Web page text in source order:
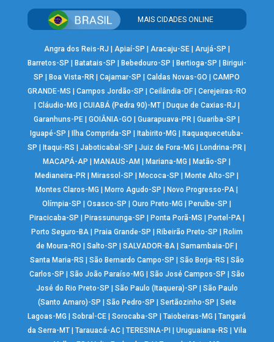
MAIS CIDADES ONLINE
Angra dos Reis-RJ Apiaí-SP Aracaju-SE| Arujá-SP
Barretos-SP
Batatais-SP Bebedouro-SP Bertioga-SP
Birigui-
SP
Boa Vista-RR |Cajamar-SP |Caldas Novas-GO |CAMPO
GRANDE-MS
Campos Jordão-SP Ceilândia-DF| Cerejeiras-RO
Cláudio-MG CUIABÁ (Pedra 90)-MT| Duque de Caxias-RJ
Garanhuns-PE |GOIÂNIA-GO |Guarapuava-PR |Guariba-SP
Iguapé-SP
Ilha Comprida-SP Itabirito-MG
Itaquaquecetuba-
SP
Itaqui-RS |Jaboticabal-SP |Juiz de Fora-MG Londrina-PR
MACAPÁ-AP
MANAUS-AM Mariana-MG Matão-SP
Medianeira-PR
Mirassol-SP Mococa-SP Monte Alto-SP
Montes Claros-MG
Morro Agudo-SP Novo Progresso-PA
Olímpia-SP
|Osasco-SP |Ouro Preto-MG Peruíbe-SP
Piracicaba-SP
Pirassununga-SP Ponta Porã-MS Portel-PA|
Porto Seguro-BA| Praia Grande-SP Ribeirão Preto-SP
Rolim
de Moura-RO
|Salto-SP |SALVADOR-BA |Samambaia-DF
Santa Maria-RS
São Bernardo Campo-SP São Borja-RS
São
Carlos-SP
São João Paraíso-MG São José Campos-SP
São
José do Rio Preto-SP
São Paulo (Itaquera)-SP
São Paulo
(Santo Amaro)-SP
São Pedro-SP Sertãozinho-SP
Sete
Lagoas-MG
|Sobral-CE |Sorocaba-SP |Taiobeiras-MG |Tangará
da Serra-MT| Tarauacá-AC| TERESINA-PI Uruguaiana-RS
Vila